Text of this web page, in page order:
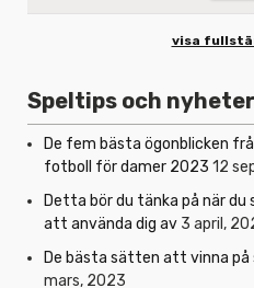
visa
Speltips och nyheter
De fem bästa ögonblicken
fotboll för damer 2023 12
Detta bör du tänka på när
att använda dig av 3 april,
De bästa sätten att vinna
mars, 2023